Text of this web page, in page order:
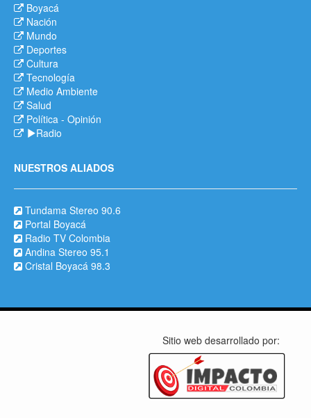
Boyacá
Nación
Mundo
Deportes
Cultura
Tecnología
Medio Ambiente
Salud
Política - Opinión
Radio
NUESTROS ALIADOS
Tundama Stereo 90.6
Portal Boyacá
Radio TV Colombia
Andina Stereo 95.1
Cristal Boyacá 98.3
Sitio web desarrollado por: